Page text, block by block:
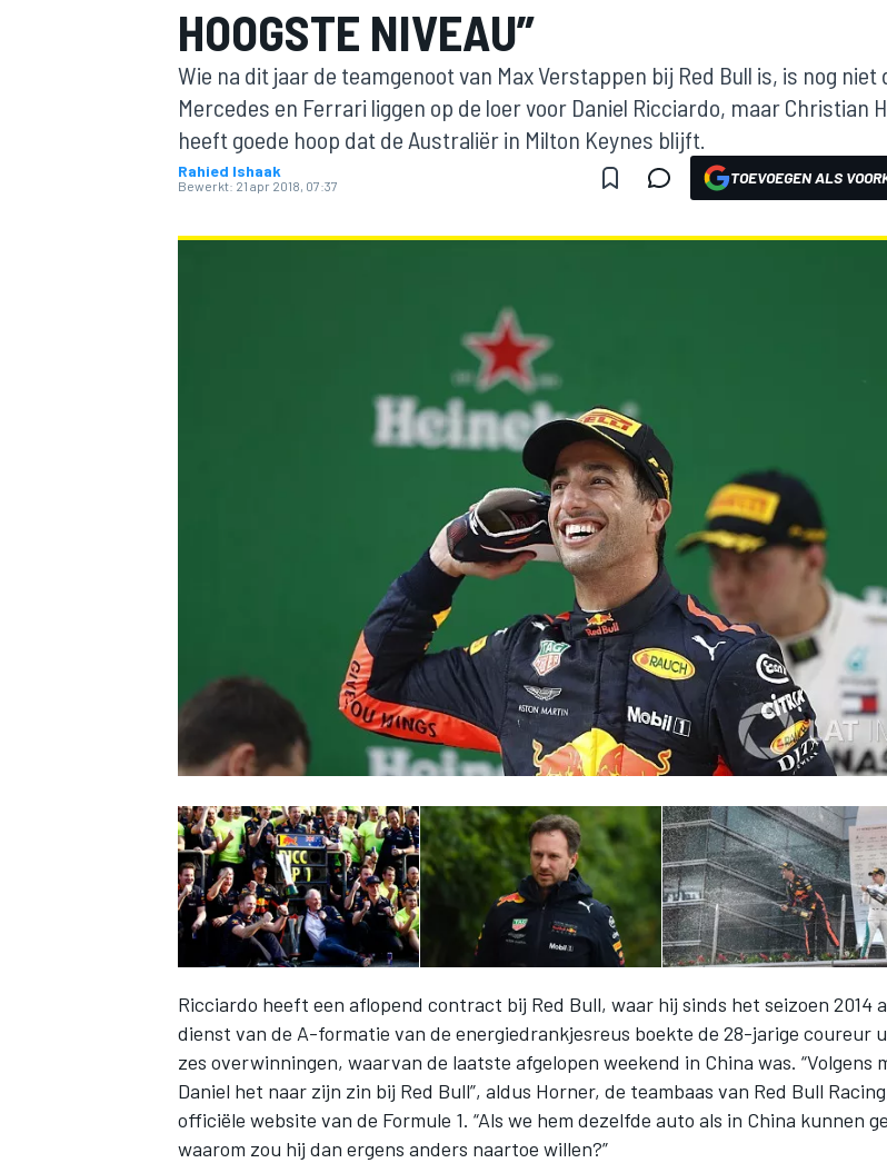
MOTOGP
WEC DTM
HOOGSTE NIVEAU”
Wie na dit jaar de teamgenoot van Max Verstappen bij Red Bull is, is nog niet
Mercedes en Ferrari liggen op de loer voor Daniel Ricciardo, maar Christian
heeft goede hoop dat de Australiër in Milton Keynes blijft.
Rahied Ishaak
Bewerkt: 21 apr 2018, 07:37 TOEVOEGEN ALS
Ricciardo heeft een aflopend contract bij Red Bull, waar hij sinds het seizoen 2014
dienst van de A-formatie van de energiedrankjesreus boekte de 28-jarige coureur
zes overwinningen, waarvan de laatste afgelopen weekend in China was. “Volgens
Daniel het naar zijn zin bij Red Bull”, aldus Horner, de teambaas van Red Bull
officiële website van de Formule 1. “Als we hem dezelfde auto als in China kunnen
waarom zou hij dan ergens anders naartoe willen?”